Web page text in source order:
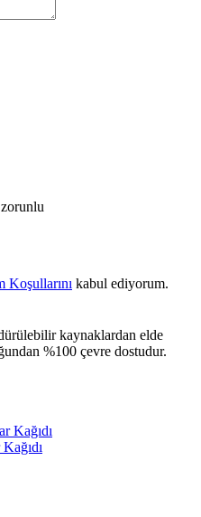
Koşullarını kabul ediyorum.
kaynaklardan elde
%100 çevre dostudur.
Kağıdı